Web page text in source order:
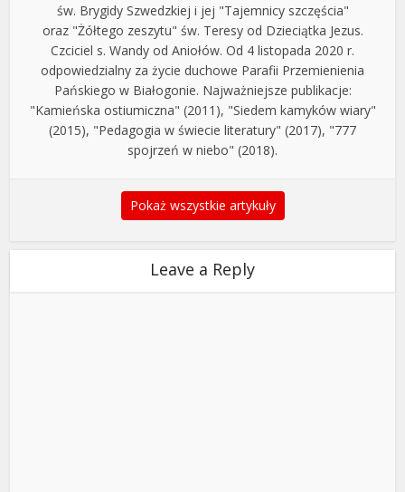
św. Brygidy Szwedzkiej i jej "Tajemnicy szczęścia"
oraz "Żółtego zeszytu" św. Teresy od Dzieciątka Jezus.
Czciciel s. Wandy od Aniołów. Od 4 listopada 2020 r.
odpowiedzialny za życie duchowe Parafii Przemienienia
Pańskiego w Białogonie. Najważniejsze publikacje:
"Kamieńska ostiumiczna" (2011), "Siedem kamyków wiary"
(2015), "Pedagogia w świecie literatury" (2017), "777
spojrzeń w niebo" (2018).
Pokaż wszystkie artykuły
Leave a Reply